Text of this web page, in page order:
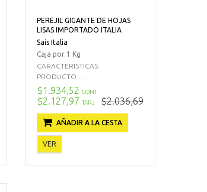
PEREJIL GIGANTE DE HOJAS
LISAS IMPORTADO ITALIA
Sais Italia
Caja por 1 Kg
CARACTERISTICAS
PRODUCTO:...
$1.934,52 CONT
$2.127,97 TARJ $2.036,69
AÑADIR A LA CESTA
VER